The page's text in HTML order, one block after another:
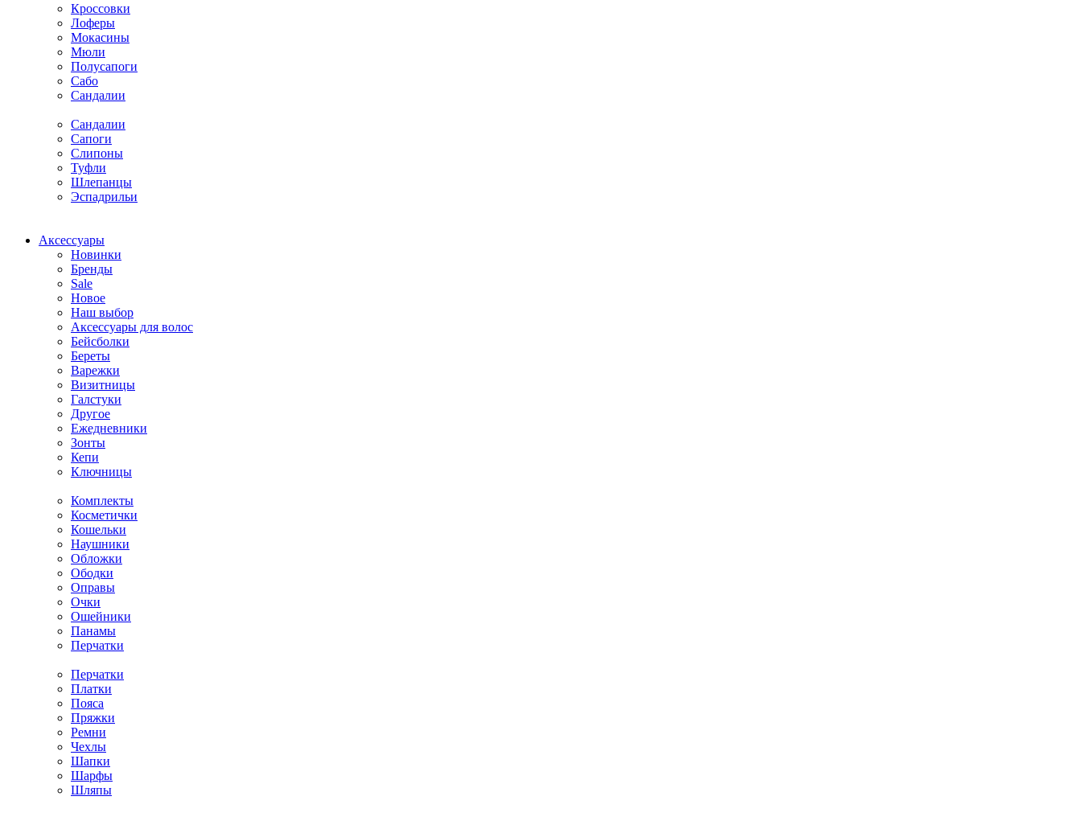
Кроссовки
Лоферы
Мокасины
Мюли
Полусапоги
Сабо
Сандалии
Сандалии
Сапоги
Слипоны
Туфли
Шлепанцы
Эспадрильи
Аксессуары
Новинки
Бренды
Sale
Новое
Наш выбор
Аксессуары для волос
Бейсболки
Береты
Варежки
Визитницы
Галстуки
Другое
Ежедневники
Зонты
Кепи
Ключницы
Комплекты
Косметички
Кошельки
Наушники
Обложки
Ободки
Оправы
Очки
Ошейники
Панамы
Перчатки
Перчатки
Платки
Пояса
Пряжки
Ремни
Чехлы
Шапки
Шарфы
Шляпы